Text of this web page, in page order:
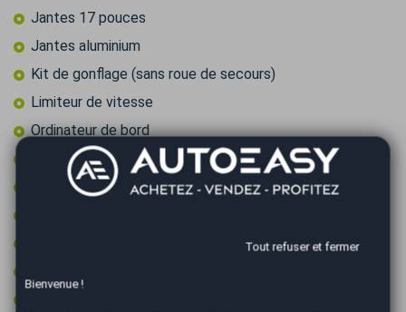
Jantes 17 pouces
Jantes aluminium
Kit de gonflage (sans roue de secours)
Limiteur de vitesse
Ordinateur de bord
Ouverture du coffre électrique
Palettes au volant
Radar arrière de détection d'obstaclesTout refuser et fermer
Bienvenue !